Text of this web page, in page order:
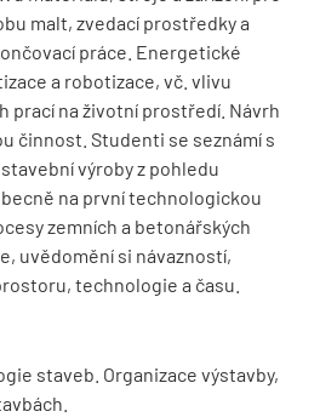
malt, zvedací prostředky a
práce. Energetické
a robotizace, vč. vlivu
prací na životní prostředí. Návrh
činnost. Studenti se seznámí s
výroby z pohledu
na první technologickou
zemních a betonářských
uvědomění si návazností,
technologie a času.
staveb. Organizace výstavby,